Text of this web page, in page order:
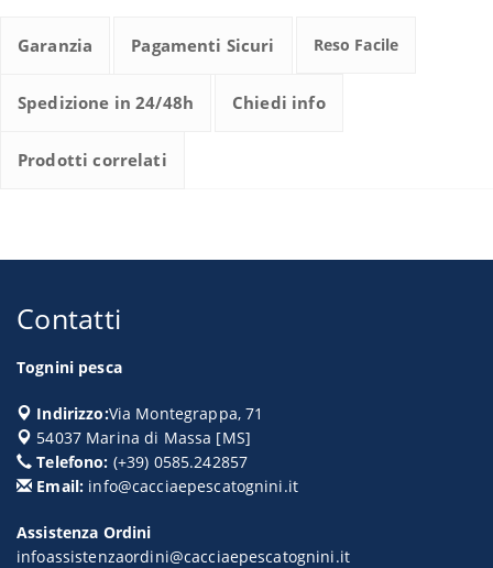
Garanzia Pagamenti Sicuri Reso Facile
Spedizione in 24/48h Chiedi info
Prodotti correlati
Contatti
Tognini pesca
Indirizzo:Via Montegrappa, 71
54037 Marina di Massa [MS]
Telefono: (+39) 0585.242857
Email: info@cacciaepescatognini.it
Assistenza Ordini
infoassistenzaordini@cacciaepescatognini.it